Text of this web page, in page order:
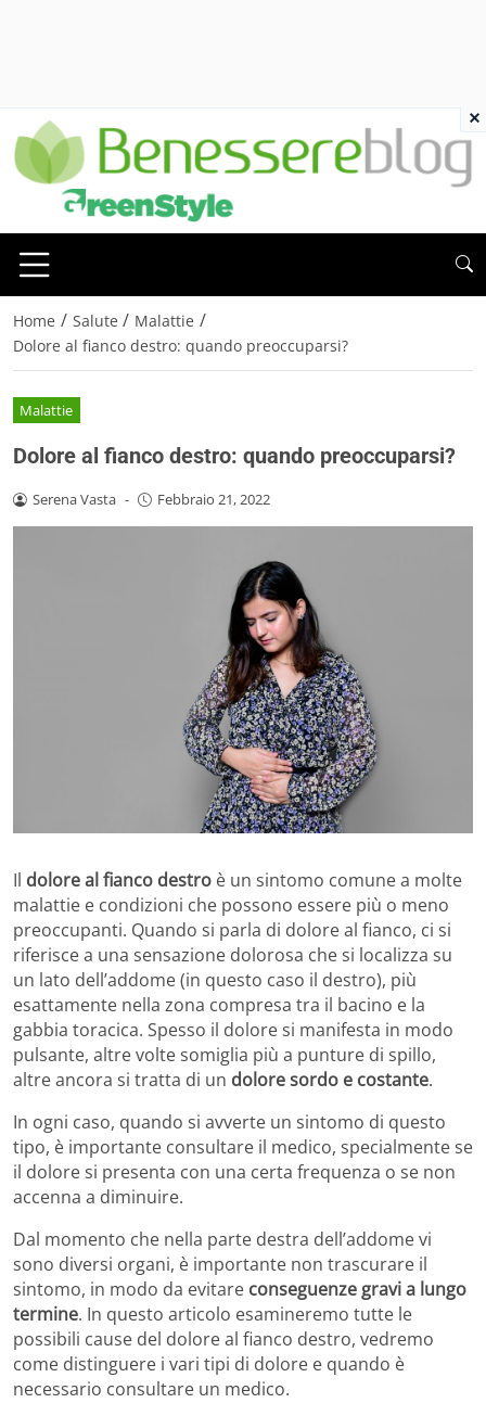
Home / Salute / Malattie /
Dolore al fianco destro: quando preoccuparsi?
Malattie
Dolore al fianco destro: quando preoccuparsi?
Serena Vasta - Febbraio 21, 2022
Il dolore al fianco destro è un sintomo comune a molte
malattie e condizioni che possono essere più o meno
preoccupanti. Quando si parla di dolore al fianco, ci si
riferisce a una sensazione dolorosa che si localizza su
un lato dell’addome (in questo caso il destro), più
esattamente nella zona compresa tra il bacino e la
gabbia toracica. Spesso il dolore si manifesta in modo
pulsante, altre volte somiglia più a punture di spillo,
altre ancora si tratta di un dolore sordo e costante.
In ogni caso, quando si avverte un sintomo di questo
tipo, è importante consultare il medico, specialmente se
il dolore si presenta con una certa frequenza o se non
accenna a diminuire.
Dal momento che nella parte destra dell’addome vi
sono diversi organi, è importante non trascurare il
sintomo, in modo da evitare conseguenze gravi a lungo
termine. In questo articolo esamineremo tutte le
possibili cause del dolore al fianco destro, vedremo
come distinguere i vari tipi di dolore e quando è
necessario consultare un medico.
×